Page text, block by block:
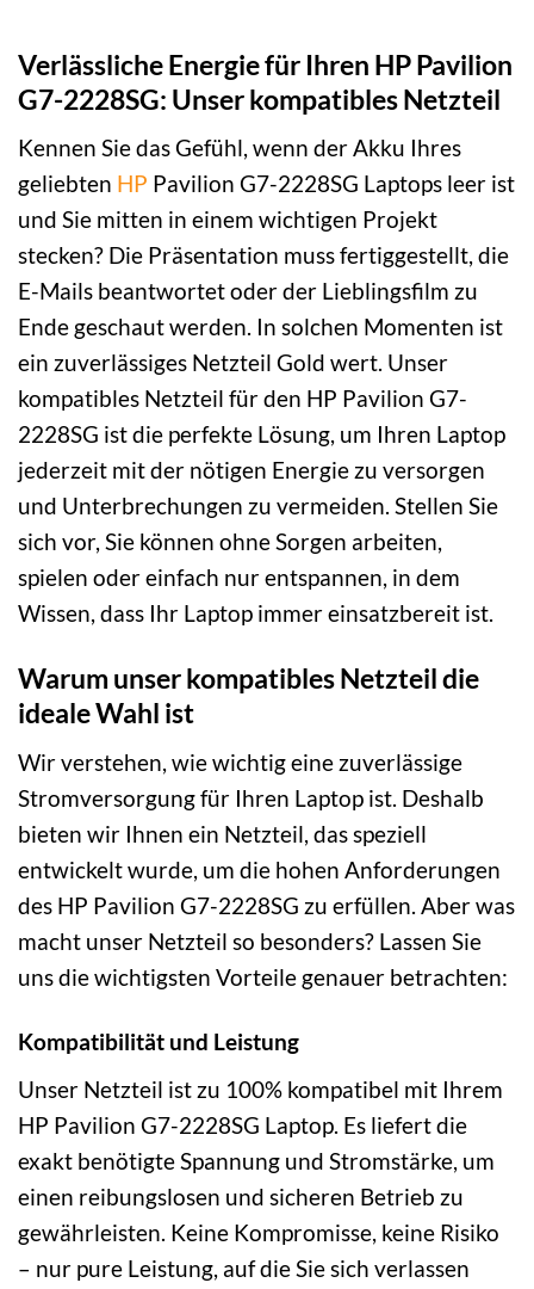
Verlässliche Energie für Ihren HP Pavilion
G7-2228SG: Unser kompatibles Netzteil
Kennen Sie das Gefühl, wenn der Akku Ihres
geliebten HP Pavilion G7-2228SG Laptops leer ist
und Sie mitten in einem wichtigen Projekt
stecken? Die Präsentation muss fertiggestellt, die
E-Mails beantwortet oder der Lieblingsfilm zu
Ende geschaut werden. In solchen Momenten ist
ein zuverlässiges Netzteil Gold wert. Unser
kompatibles Netzteil für den HP Pavilion G7-
2228SG ist die perfekte Lösung, um Ihren Laptop
jederzeit mit der nötigen Energie zu versorgen
und Unterbrechungen zu vermeiden. Stellen Sie
sich vor, Sie können ohne Sorgen arbeiten,
spielen oder einfach nur entspannen, in dem
Wissen, dass Ihr Laptop immer einsatzbereit ist.
Warum unser kompatibles Netzteil die
ideale Wahl ist
Wir verstehen, wie wichtig eine zuverlässige
Stromversorgung für Ihren Laptop ist. Deshalb
bieten wir Ihnen ein Netzteil, das speziell
entwickelt wurde, um die hohen Anforderungen
des HP Pavilion G7-2228SG zu erfüllen. Aber was
macht unser Netzteil so besonders? Lassen Sie
uns die wichtigsten Vorteile genauer betrachten:
Kompatibilität und Leistung
Unser Netzteil ist zu 100% kompatibel mit Ihrem
HP Pavilion G7-2228SG Laptop. Es liefert die
exakt benötigte Spannung und Stromstärke, um
einen reibungslosen und sicheren Betrieb zu
gewährleisten. Keine Kompromisse, keine Risiko
– nur pure Leistung, auf die Sie sich verlassen